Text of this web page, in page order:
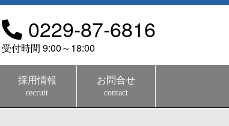
0229-87-6816
受付時間 9:00～18:00
採用情報
recruit
お問合せ
contact